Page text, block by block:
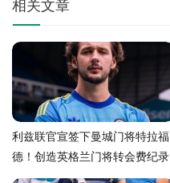
相关文章
利兹联官宣签下曼城门将特拉福
德！创造英格兰门将转会费纪录